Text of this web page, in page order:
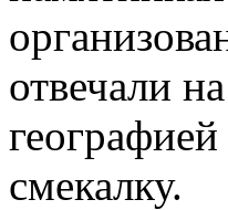
отвечали
смекалку.